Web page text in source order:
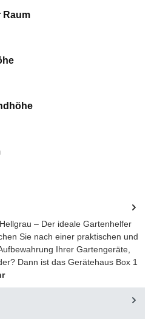
Raum
– Der ideale Gartenhelfer
Sie nach einer praktischen und
Ihrer Gartengeräte,
Dann ist das Gerätehaus Box 1